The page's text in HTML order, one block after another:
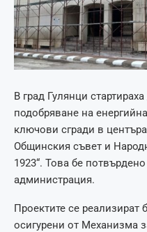
В град Гулянци
подобряване на
ключови сгради в
Общинския съвет и
1923“. Това бе
администрация.
Проектите се реализират
осигурени от Механизма